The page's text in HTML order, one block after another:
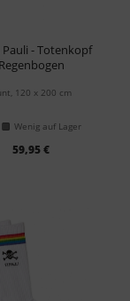
Pauli - Totenkopf
Regenbogen
120 x 200 cm
Wenig auf Lager
59,95 €